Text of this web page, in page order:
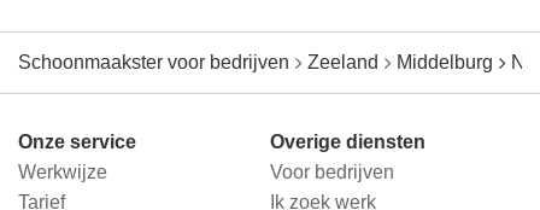
Schoonmaakster voor bedrijven Zeeland Middelburg
Onze service
Werkwijze
Tarief
Overige diensten
Voor bedrijven
Ik zoek werk